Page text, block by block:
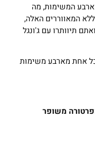
המשימות, מה
המאווררים האלה,
תיוותרו עם ג'ונגל
אחת מארבע משימות
משופר